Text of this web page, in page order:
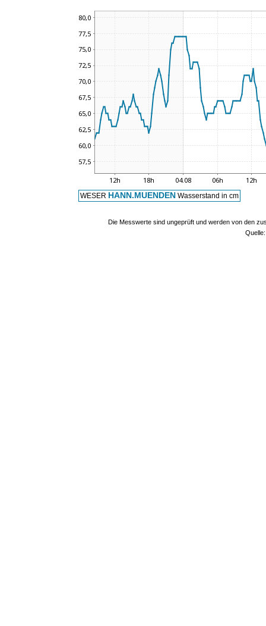
WESER HANN.MUENDEN Wasserstand in cm
Die Messwerte sind ungeprüft und werden von den